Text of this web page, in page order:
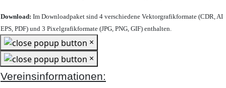
Download: Im Downloadpaket sind 4 verschiedene Vektorgrafikformate (CDR, AI
EPS, PDF) und 3 Pixelgrafikformate (JPG, PNG, GIF) enthalten.
×
×
Vereinsinformationen: